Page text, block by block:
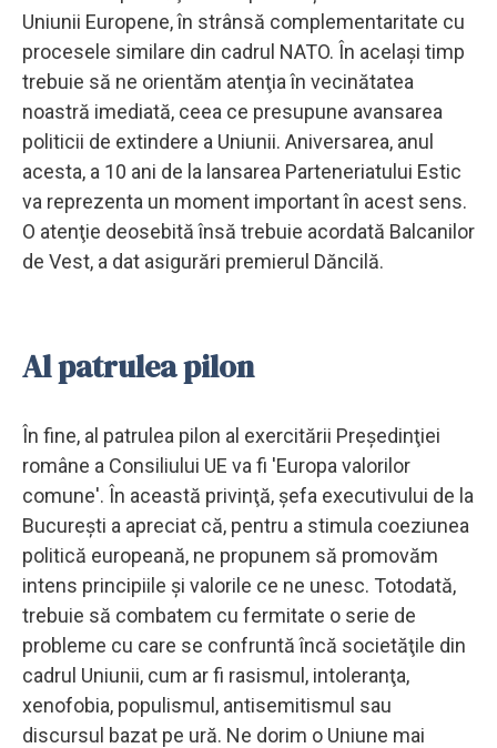
Uniunii Europene, în strânsă complementaritate cu
procesele similare din cadrul NATO. În acelaşi timp
trebuie să ne orientăm atenţia în vecinătatea
noastră imediată, ceea ce presupune avansarea
politicii de extindere a Uniunii. Aniversarea, anul
acesta, a 10 ani de la lansarea Parteneriatului Estic
va reprezenta un moment important în acest sens.
O atenţie deosebită însă trebuie acordată Balcanilor
de Vest, a dat asigurări premierul Dăncilă.
Al patrulea pilon
În fine, al patrulea pilon al exercitării Preşedinţiei
române a Consiliului UE va fi 'Europa valorilor
comune'. În această privinţă, şefa executivului de la
Bucureşti a apreciat că, pentru a stimula coeziunea
politică europeană, ne propunem să promovăm
intens principiile şi valorile ce ne unesc. Totodată,
trebuie să combatem cu fermitate o serie de
probleme cu care se confruntă încă societăţile din
cadrul Uniunii, cum ar fi rasismul, intoleranţa,
xenofobia, populismul, antisemitismul sau
discursul bazat pe ură. Ne dorim o Uniune mai